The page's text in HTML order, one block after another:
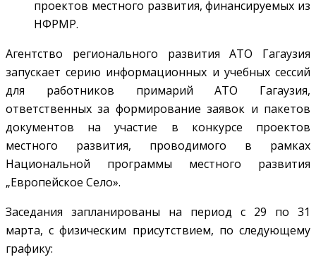
проектов местного развития, финансируемых из
НФРМР.
Агентство регионального развития АТО Гагаузия
запускает серию информационных и учебных сессий
для работников примарий АТО Гагаузия,
ответственных за формирование заявок и пакетов
документов на участие в конкурсе проектов
местного развития, проводимого в рамках
Национальной программы местного развития
„Европейское Село».
Заседания запланированы на период с 29 по 31
марта, с физическим присутствием, по следующему
графику: